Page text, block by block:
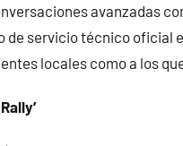
avanzadas
de servicio técnico oficial
locales como a los